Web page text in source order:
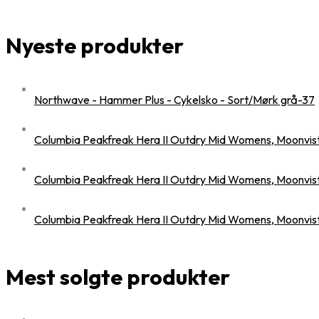
Nyeste produkter
Northwave - Hammer Plus - Cykelsko - Sort/Mørk grå-37
Columbia Peakfreak Hera II Outdry Mid Womens,
Columbia Peakfreak Hera II Outdry Mid Womens,
Columbia Peakfreak Hera II Outdry Mid Womens,
Mest solgte produkter